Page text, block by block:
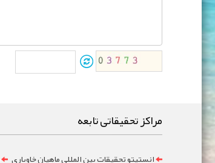
مراکز تحقیقاتی تابعه
انستیتو تحقیقات بین المللی ماهیان خاویاری